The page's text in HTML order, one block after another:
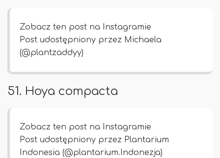
Zobacz ten post na Instagramie
Post udostępniony przez Michaela
(@plantzaddyy)
51. Hoya compacta
Zobacz ten post na Instagramie
Post udostępniony przez Plantarium
Indonesia (@plantarium.Indonezja)